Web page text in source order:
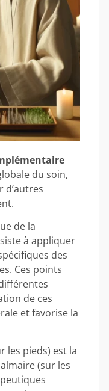
du soin,
d’autres
de la
à appliquer
des
Ces points
de ces
et favorise la
les pieds) est la
(sur les